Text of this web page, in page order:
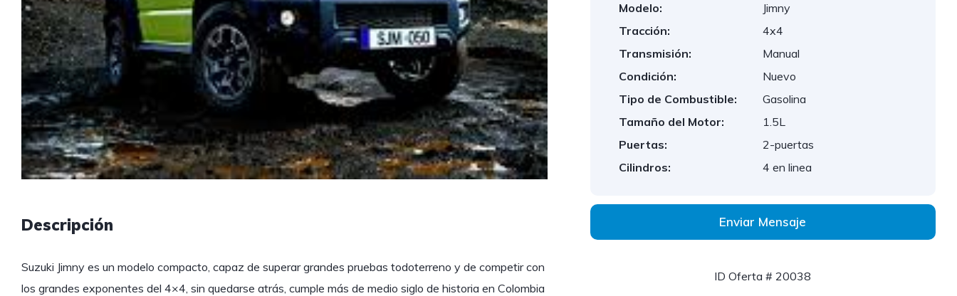
Descripción
Suzuki Jimny es un modelo compacto, capaz de superar grandes pruebas todoterreno y de competir con
los grandes exponentes del 4×4, sin quedarse atrás, cumple más de medio siglo de historia en Colombia
Modelo:
Jimny
Tracción:
4x4
Transmisión:
Manual
Condición:
Nuevo
Tipo de Combustible:
Gasolina
Tamaño del Motor:
1.5L
Puertas:
2-puertas
Cilindros:
4 en linea
Enviar Mensaje
ID Oferta # 20038